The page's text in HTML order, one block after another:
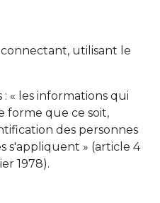
utilisant le
« les informations qui
forme que ce soit,
des personnes
s'appliquent » (article 4
1978).